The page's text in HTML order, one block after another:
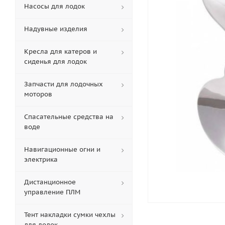
Насосы для лодок
Надувные изделия
Кресла для катеров и
сиденья для лодок
Запчасти для лодочных
моторов
Спасательные средства на
воде
Навигационные огни и
электрика
Дистанционное
управление ПЛМ
Тент накладки сумки чехлы